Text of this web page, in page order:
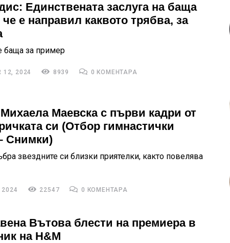
Единствената заслуга на баща
е направил каквото трябва, за
баща за пример
12, 2024 8939 0 КОМЕНТАРА
Маевска с първи кадри от
си (Отбор гимнастички
Снимки)
звездните си близки приятелки, както повелява
2024 22547 0 КОМЕНТАРА
Вътова блести на премиера в
на H&M